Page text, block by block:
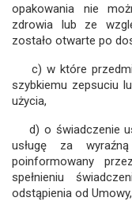
opakowania nie
zdrowia lub ze
zostało otwarte po
c) w które
szybkiemu zepsuciu
użycia,
d) o świadczenie
usługę za
poinformowany
spełnieniu
odstąpienia od Umowy,